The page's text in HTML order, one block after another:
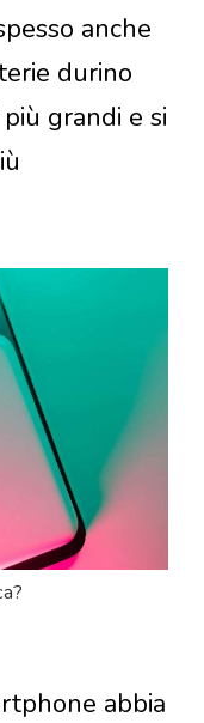
anche
durino
più grandi e si
abbia